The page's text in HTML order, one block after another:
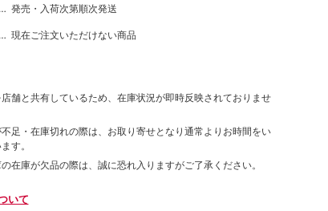
… 発売・入荷次第順次発送
… 現在ご注文いただけない商品
舗と共有しているため、在庫状況が即時反映されておりませ
足・在庫切れの際は、お取り寄せとなり通常よりお時間をい
す。
在庫が欠品の際は、誠に恐れ入りますがご了承ください。
いて